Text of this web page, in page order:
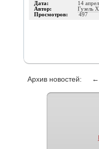
Дата: 14
Автор: Гузель
Просмотров: 497
Архив новостей: